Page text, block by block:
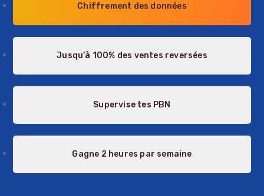
Chiffrement des données
Jusqu'à 100% des ventes reversées
Supervise tes PBN
Gagne 2 heures par semaine